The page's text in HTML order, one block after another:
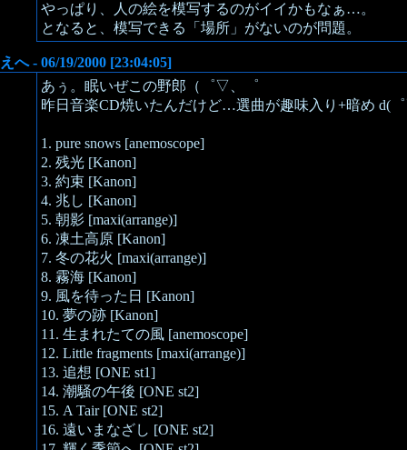
やっぱり、人の絵を模写するのがイイかもなぁ…。
となると、模写できる「場所」がないのが問題。
えへ - 06/19/2000 [23:04:05]
あぅ。眠いぜこの野郎（゜▽、゜
昨日音楽CD焼いたんだけど…選曲が趣味入り+暗め d(
1. pure snows [anemoscope]
2. 残光 [Kanon]
3. 約束 [Kanon]
4. 兆し [Kanon]
5. 朝影 [maxi(arrange)]
6. 凍土高原 [Kanon]
7. 冬の花火 [maxi(arrange)]
8. 霧海 [Kanon]
9. 風を待った日 [Kanon]
10. 夢の跡 [Kanon]
11. 生まれたての風 [anemoscope]
12. Little fragments [maxi(arrange)]
13. 追想 [ONE st1]
14. 潮騒の午後 [ONE st2]
15. A Tair [ONE st2]
16. 遠いまなざし [ONE st2]